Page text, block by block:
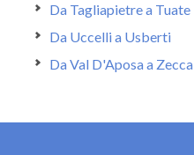
Da Tagliapietre a Tuate
Da Uccelli a Usberti
Da Val D'Aposa a Zecca